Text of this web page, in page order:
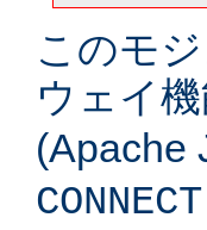
このモ
ウェイ
(Apache
CONNECT